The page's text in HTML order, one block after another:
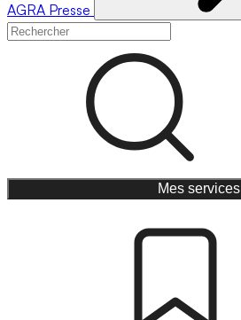
AGRA Presse
Mes services